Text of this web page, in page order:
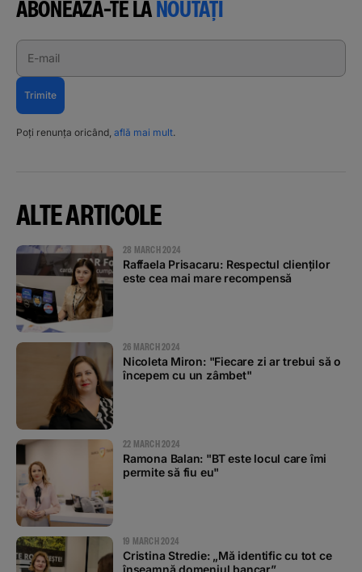
ABONEAZĂ-TE LANOUTĂȚI
E-mail
Trimite
Poți renunța oricând, află mai mult.
ALTE ARTICOLE
28 MARCH 2024
Raffaela Prisacaru: Respectul clienților
este cea mai mare recompensă
26 MARCH 2024
Nicoleta Miron: "Fiecare zi ar trebui să o
începem cu un zâmbet"
22 MARCH 2024
Ramona Balan: "BT este locul care îmi
permite să fiu eu"
19 MARCH 2024
Cristina Stredie: „Mă identific cu tot ce
înseamnă domeniul bancar”